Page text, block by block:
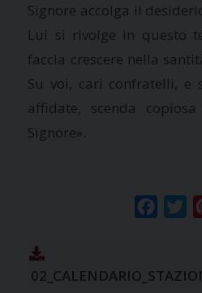
Signore accolga il
Lui si rivolge in questo
faccia crescere nella
Su voi, cari confratelli, e
affidate, scenda
Signore».